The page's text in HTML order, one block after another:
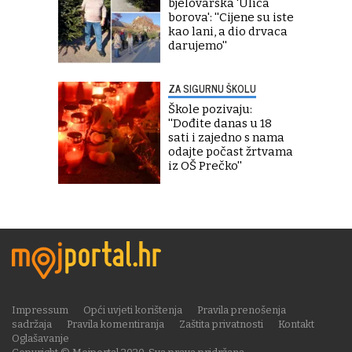
bjelovarska 'Ulica
borova': ''Cijene su iste
kao lani, a dio drvaca
darujemo''
ZA SIGURNU ŠKOLU
Škole pozivaju:
''Dođite danas u 18
sati i zajedno s nama
odajte počast žrtvama
iz OŠ Prečko''
Impressum Opći uvjeti korištenja
Pravila prenošenja
sadržaja
Pravila komentiranja Zaštita privatnosti
Kontakt
Oglašavanje